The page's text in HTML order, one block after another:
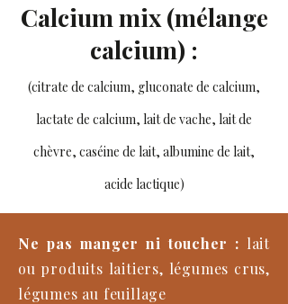
Calcium mix (mélange
calcium) :
(citrate de calcium, gluconate de calcium,
lactate de calcium, lait de vache, lait de
chèvre, caséine de lait, albumine de lait,
acide lactique)
Ne pas manger ni toucher : lait
ou produits laitiers, légumes crus,
légumes au feuillage